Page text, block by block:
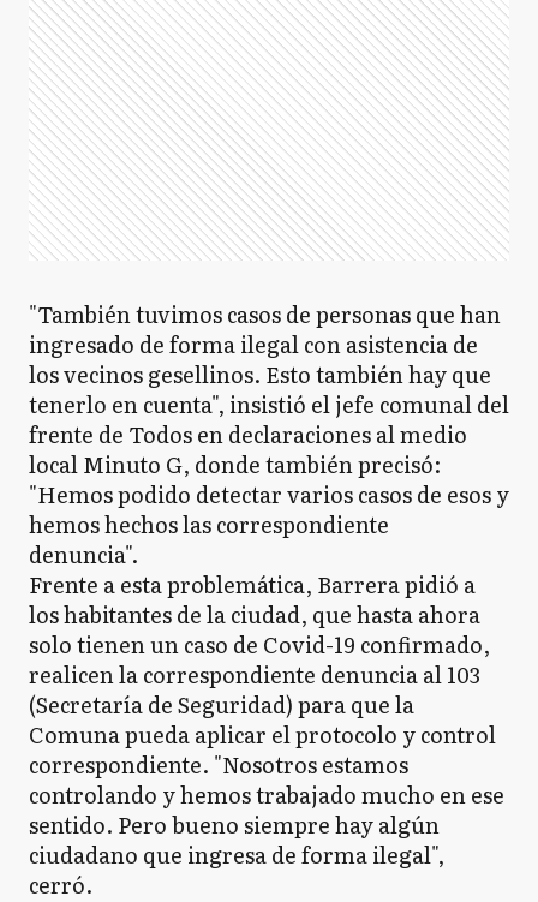
"También tuvimos casos de personas que han
ingresado de forma ilegal con asistencia de
los vecinos gesellinos. Esto también hay que
tenerlo en cuenta", insistió el jefe comunal del
frente de Todos en declaraciones al medio
local Minuto G, donde también precisó:
"Hemos podido detectar varios casos de esos y
hemos hechos las correspondiente
denuncia".
Frente a esta problemática, Barrera pidió a
los habitantes de la ciudad, que hasta ahora
solo tienen un caso de Covid-19 confirmado,
realicen la correspondiente denuncia al 103
(Secretaría de Seguridad) para que la
Comuna pueda aplicar el protocolo y control
correspondiente. "Nosotros estamos
controlando y hemos trabajado mucho en ese
sentido. Pero bueno siempre hay algún
ciudadano que ingresa de forma ilegal",
cerró.